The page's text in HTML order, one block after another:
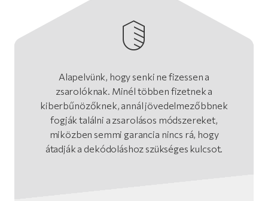
Alapelvünk, hogy senki ne fizessen a
zsarolóknak. Minél többen fizetnek a
kiberbűnözőknek, annál jövedelmezőbbnek
fogják találni a zsarolásos módszereket,
miközben semmi garancia nincs rá, hogy
átadják a dekódoláshoz szükséges kulcsot.